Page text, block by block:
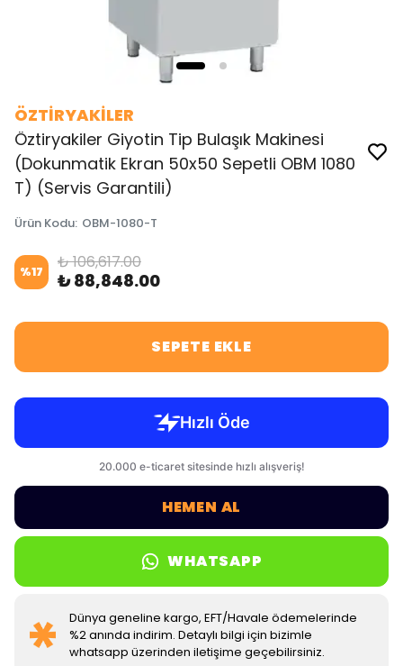
ÖZTİRYAKİLER
Öztiryakiler Giyotin Tip Bulaşık Makinesi
(Dokunmatik Ekran 50x50 Sepetli OBM 1080
T) (Servis Garantili)
Ürün Kodu: OBM-1080-T
%17 ₺ 106,617.00
₺ 88,848.00
SEPETE EKLE
HEMEN AL
WHATSAPP
Dünya geneline kargo, EFT/Havale ödemelerinde
%2 anında indirim. Detaylı bilgi için bizimle
whatsapp üzerinden iletişime geçebilirsiniz.